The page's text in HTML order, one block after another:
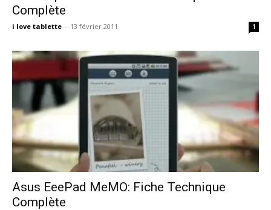
Complète
i love tablette - 13 février 2011 1
Asus EeePad MeMO: Fiche Technique
Complète